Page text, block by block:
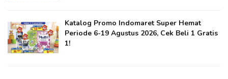
Katalog Promo Indomaret Super Hemat
Periode 6-19 Agustus 2026, Cek Beli 1 Gratis
1!